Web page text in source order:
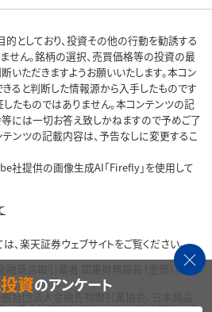
としており、投資その他の行動を勧誘する
せん。銘柄の選択、売買価格等の投資の最
いただきますようお願いいたします。本コン
ると判断した情報源から入手したものです
たものではありません。本コンテンツの記
には一切お答え致しかねますので予めご了
テンツの記載内容は、予告なしに変更するこ
社提供の画像生成AI「Firefly」を使用して
、楽天証券ウェブサイトをご覧ください。
融商品取引業者 関東財務局長（金商）第195
般社団法人金融先物取引業協会、日本商品
投資のアンケート